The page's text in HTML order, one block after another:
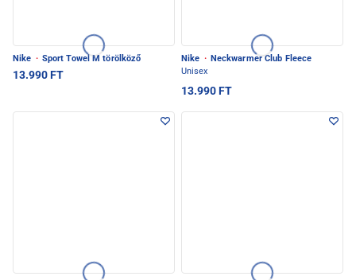
Nike · Sport Towel M törölköző
13.990 FT
Nike · Neckwarmer Club Fleece
Unisex
13.990 FT